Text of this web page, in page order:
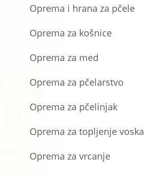
Oprema i hrana za pčele
Oprema za košnice
Oprema za med
Oprema za pčelarstvo
Oprema za pčelinjak
Oprema za topljenje voska
Oprema za vrcanje